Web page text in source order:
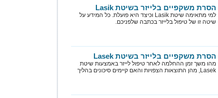
הסרת משקפיים בלייזר בשיטת Lasik
למי מתאימה שיטת Lasik וכיצד היא פועלת. כל המידע על
שיטה זו של טיפול בלייזר בכתבה שלפניכם.
הסרת משקפיים בלייזר בשיטת Lasek
מהו משך זמן ההחלמה לאחר טיפול לייזר באמצעות שיטת
Lasek, מהן התוצאות הצפויות והאם קיימים סיכונים בהליך